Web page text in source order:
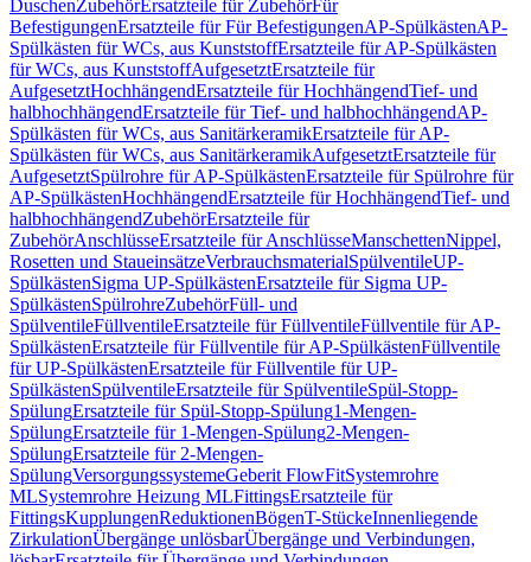
DuschenZubehörErsatzteile für ZubehörFür
BefestigungenErsatzteile für Für BefestigungenAP-SpülkästenAP-
Spülkästen für WCs, aus KunststoffErsatzteile für AP-Spülkästen
für WCs, aus KunststoffAufgesetztErsatzteile für
AufgesetztHochhängendErsatzteile für HochhängendTief- und
halbhochhängendErsatzteile für Tief- und halbhochhängendAP-
Spülkästen für WCs, aus SanitärkeramikErsatzteile für AP-
Spülkästen für WCs, aus SanitärkeramikAufgesetztErsatzteile für
AufgesetztSpülrohre für AP-SpülkästenErsatzteile für Spülrohre für
AP-SpülkästenHochhängendErsatzteile für HochhängendTief- und
halbhochhängendZubehörErsatzteile für
ZubehörAnschlüsseErsatzteile für AnschlüsseManschettenNippel,
Rosetten und StaueinsätzeVerbrauchsmaterialSpülventileUP-
SpülkästenSigma UP-SpülkästenErsatzteile für Sigma UP-
SpülkästenSpülrohreZubehörFüll- und
SpülventileFüllventileErsatzteile für FüllventileFüllventile für AP-
SpülkästenErsatzteile für Füllventile für AP-SpülkästenFüllventile
für UP-SpülkästenErsatzteile für Füllventile für UP-
SpülkästenSpülventileErsatzteile für SpülventileSpül-Stopp-
SpülungErsatzteile für Spül-Stopp-Spülung1-Mengen-
SpülungErsatzteile für 1-Mengen-Spülung2-Mengen-
SpülungErsatzteile für 2-Mengen-
SpülungVersorgungssystemeGeberit FlowFitSystemrohre
MLSystemrohre Heizung MLFittingsErsatzteile für
FittingsKupplungenReduktionenBögenT-StückeInnenliegende
ZirkulationÜbergänge unlösbarÜbergänge und Verbindungen,